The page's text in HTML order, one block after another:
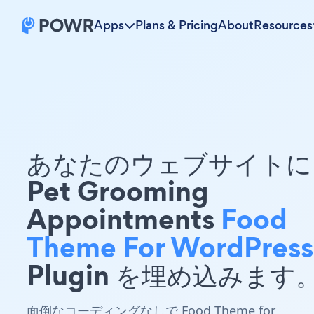
Apps Plans & PricingAboutResources
あなたのウェブサイト
Pet Grooming
Appointments Food
Theme For WordPress
Plugin を埋め込みます
面倒なコーディングなしで Food Theme for